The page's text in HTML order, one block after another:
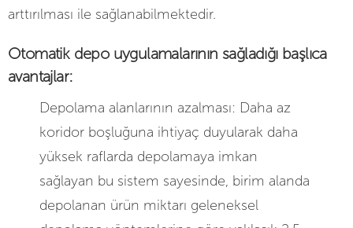
arttırılması ile sağlanabilmektedir.
Otomatik depo uygulamalarının sağladığı başlıca
avantajlar:
Depolama alanlarının azalması: Daha az
koridor boşluğuna ihtiyaç duyularak daha
yüksek raflarda depolamaya imkan
sağlayan bu sistem sayesinde, birim alanda
depolanan ürün miktarı geleneksel